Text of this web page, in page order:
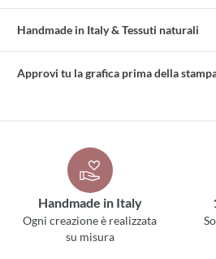
Handmade in Italy & Tessuti naturali
Approvi tu la grafica prima della
Handmade in Italy
Ogni creazione è realizzata
su misura